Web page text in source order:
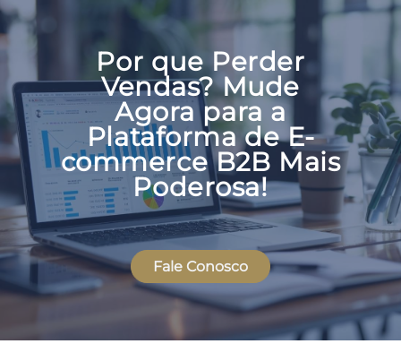
Por que Perder
Vendas? Mude
Agora para a
Plataforma de E-
commerce B2B Mais
Poderosa!
Fale Conosco